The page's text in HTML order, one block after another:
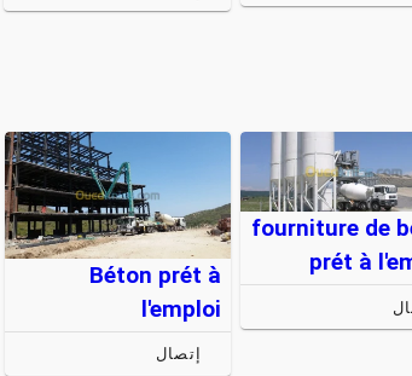
fourniture de
prét à
Béton prét à
l'emploi
إتصال